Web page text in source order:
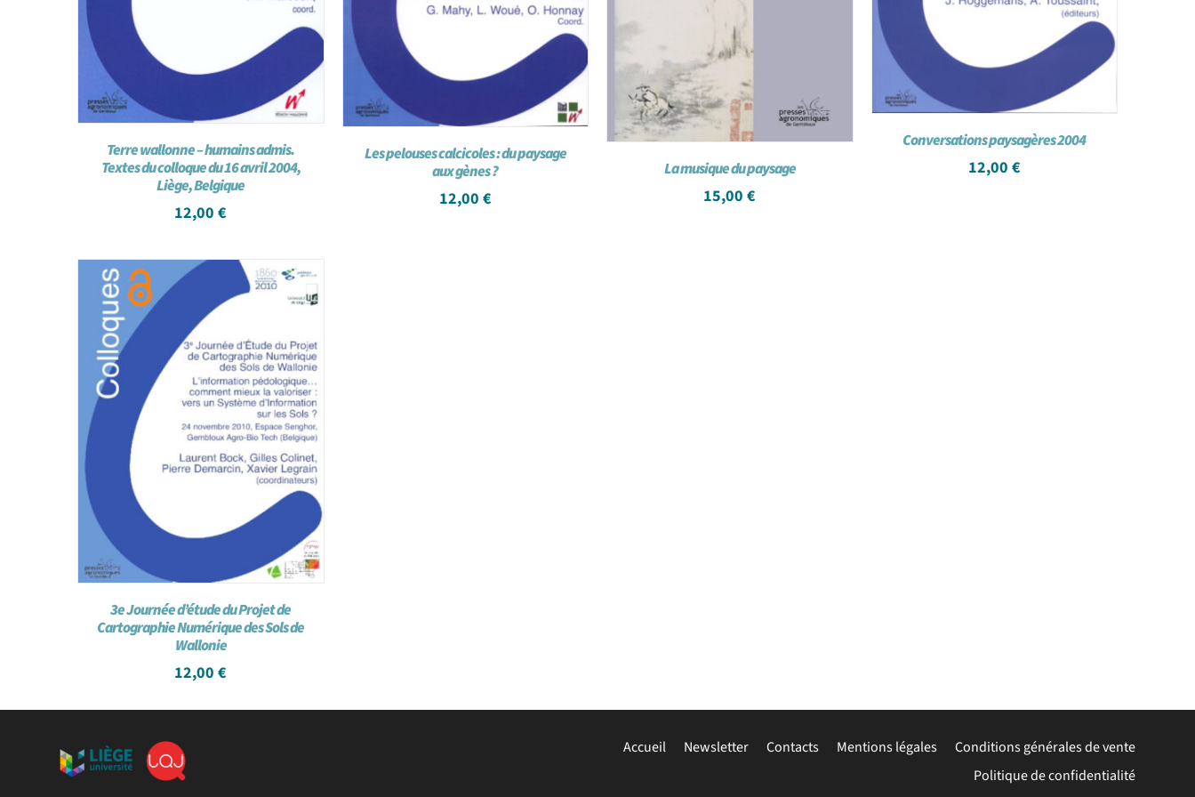
Terre wallonne – humains admis.
Textes du colloque du 16 avril 2004,
Liège, Belgique
12,00€
Les pelouses calcicoles : du paysage
aux gènes ?
12,00 €
La musique du paysage
15,00€
Conversations paysagères 2004
12,00 €
3e Journée d’étude du Projet de
Cartographie Numérique des Sols de
Wallonie
12,00€
Accueil Newsletter Contacts Mentions légales
Conditions générales de vente
Politique de confidentialité